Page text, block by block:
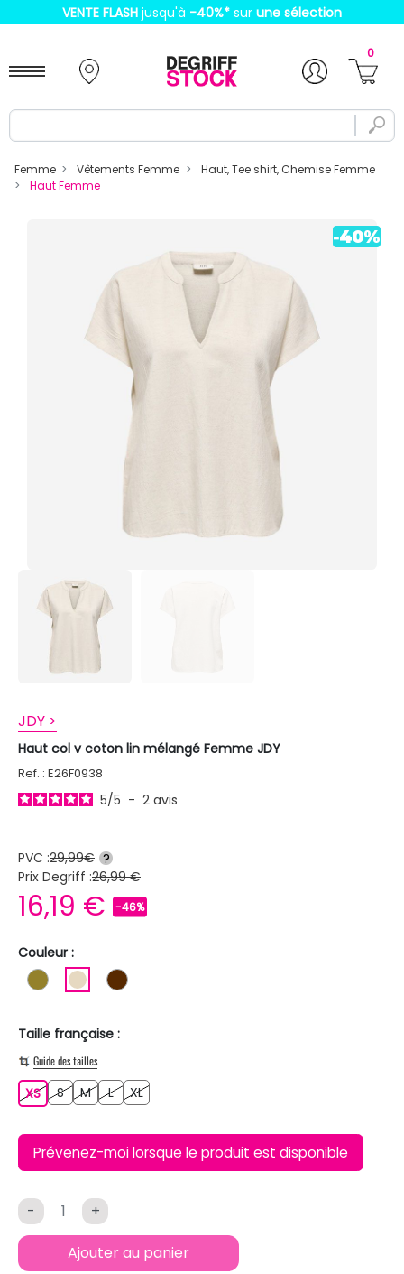
VENTE FLASH jusqu'à -40%* sur une sélection
0
Femme Vêtements Femme
Haut, Tee shirt, Chemise Femme
Haut Femme
JDY >
Haut col v coton lin mélangé Femme JDY
Ref. : E26F0938
5/5 - 2 avis
PVC :29,99€ ?
Prix Degriff :26,99 €
16,19 € -46%
Couleur :
KAKI BEIGE MARRON
Taille française :
Guide des tailles
XSXSSS MM LL XLXL
Prévenez-moi lorsque le produit est disponible
- +
Ajouter au panier